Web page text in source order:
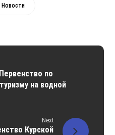
Новости
по
на водной
Next
Курской